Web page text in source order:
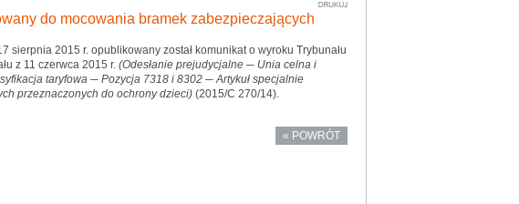
do mocowania bramek zabezpieczających
2015 r. opublikowany został komunikat o wyroku Trybunału
z 11 czerwca 2015 r. (Odesłanie prejudycjalne ─ Unia celna i
taryfowa ─ Pozycja 7318 i 8302 ─ Artykuł specjalnie
przeznaczonych do ochrony dzieci) (2015/C 270/14).
« POWRÓT